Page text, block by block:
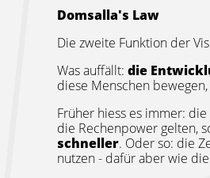
Domsalla's Law
Die zweite Funktion der
Was auffällt: die
diese Menschen
Früher hiess es immer:
die Rechenpower gelten,
schneller. Oder so: die
nutzen - dafür aber wie